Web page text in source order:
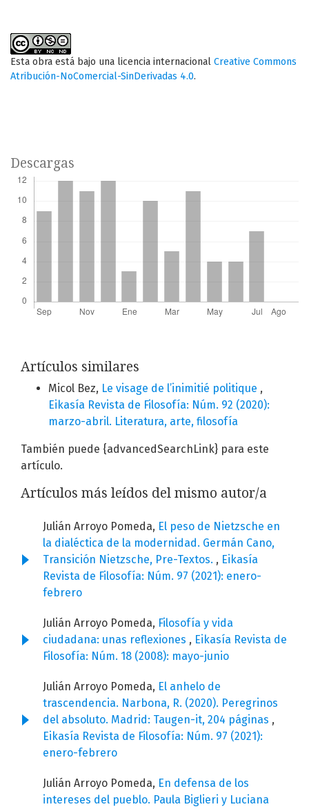
Esta obra está bajo una licencia internacional Creative Commons
Atribución-NoComercial-SinDerivadas 4.0.
Descargas
Artículos similares
Micol Bez, Le visage de l’inimitié politique ,
Eikasía Revista de Filosofía: Núm. 92 (2020):
marzo-abril. Literatura, arte, filosofía
También puede {advancedSearchLink} para este
artículo.
Artículos más leídos del mismo autor/a
Julián Arroyo Pomeda, El peso de Nietzsche en
la dialéctica de la modernidad. Germán Cano,
Transición Nietzsche, Pre-Textos. , Eikasía
Revista de Filosofía: Núm. 97 (2021): enero-
febrero
Julián Arroyo Pomeda, Filosofía y vida
ciudadana: unas reflexiones , Eikasía Revista de
Filosofía: Núm. 18 (2008): mayo-junio
Julián Arroyo Pomeda, El anhelo de
trascendencia. Narbona, R. (2020). Peregrinos
del absoluto. Madrid: Taugen-it, 204 páginas ,
Eikasía Revista de Filosofía: Núm. 97 (2021):
enero-febrero
Julián Arroyo Pomeda, En defensa de los
intereses del pueblo. Paula Biglieri y Luciana